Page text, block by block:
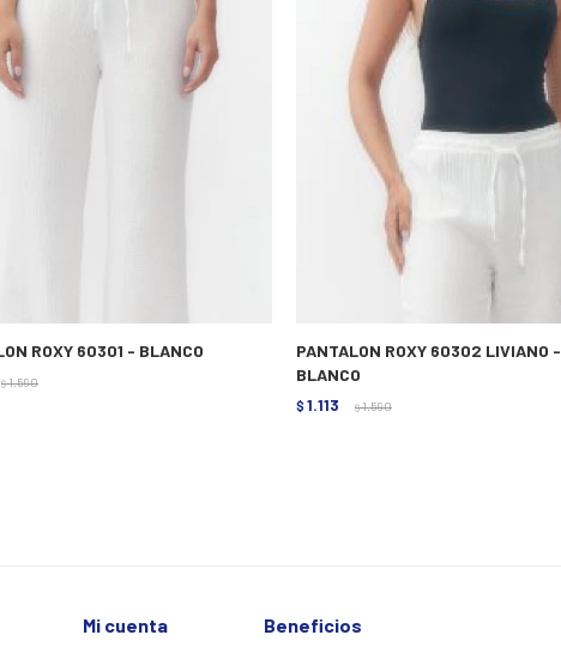
ROXY 60301 - BLANCO
$ 1.590
PANTALON ROXY 60302 LIVIANO -
BLANCO
$ 1.113 $ 1.590
Mi cuenta Beneficios